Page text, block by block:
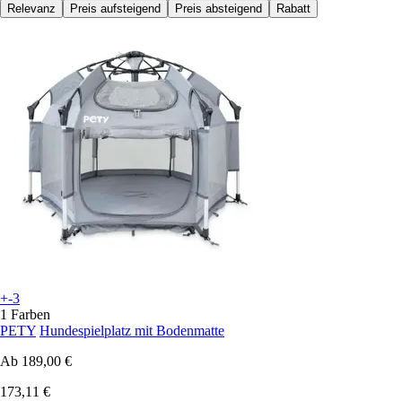
Relevanz
Preis aufsteigend Preis absteigend Rabatt
+-3
1 Farben
PETY Hundespielplatz mit Bodenmatte
Ab 189,00 €
173,11 €